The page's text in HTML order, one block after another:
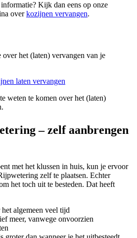
Kijk dan eens op onze
overkozijnen vervangen.
het (laten) vervangen van je
laten vervangen
weten te komen over het (laten)
– zelf aanbrengen
met het klussen in huis, kun je ervoor
zelf te plaatsen. Echter
het toch uit te besteden. Dat heeft
algemeen veel tijd
meer, vanwege onvoorzien